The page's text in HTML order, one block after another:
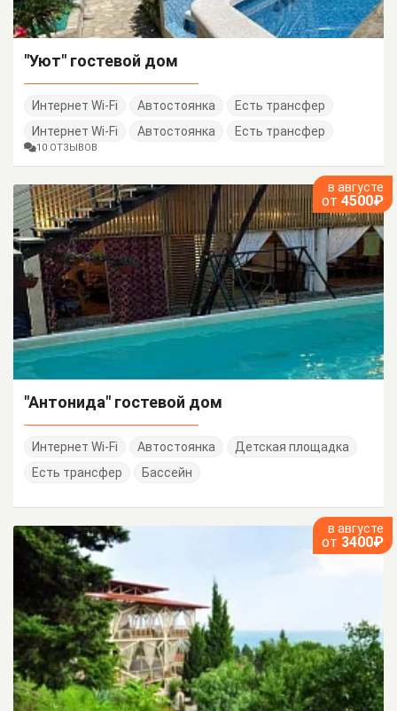
"Уют" гостевой дом
Интернет Wi-Fi Автостоянка
Есть трансфер
Интернет Wi-Fi
Автостоянка Есть трансфер
10 ОТЗЫВОВ
в августе
от 4500₽
"Антонида" гостевой дом
Интернет Wi-Fi Автостоянка
Детская площадка
Есть трансфер
Бассейн
в августе
от 3400₽